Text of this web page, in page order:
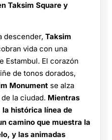
Taksim Square y
descender, Taksim
vida con una
Estambul. El corazón
de tonos dorados,
Monument se alza
la ciudad. Mientras
histórica línea de
camino que muestra la
y las animadas